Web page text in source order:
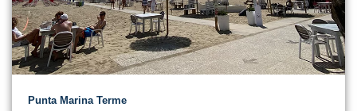
Punta Marina Terme